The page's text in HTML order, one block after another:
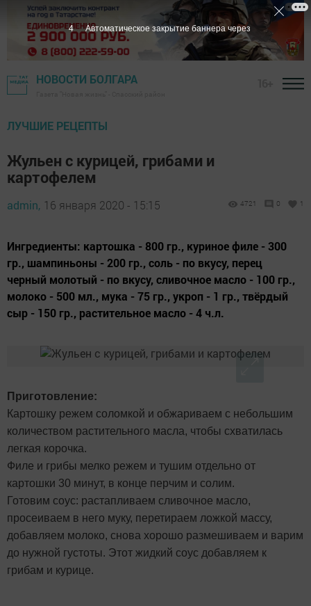
НОВОСТИ БОЛГАРА
ЛУЧШИЕ РЕЦЕПТЫ
Жульен с курицей, грибами и
картофелем
admin, 16 января 2020 - 15:15 4721 0 1
Ингредиенты: картошка - 800 гр., куриное филе - 300
гр., шампиньоны - 200 гр., соль - по вкусу, перец
черный молотый - по вкусу, сливочное масло - 100 гр.,
молоко - 500 мл., мука - 75 гр., укроп - 1 гр., твёрдый
сыр - 150 гр., растительное масло - 4 ч.л.
Приготовление:
Картошку режем соломкой и обжариваем с небольшим
количеством растительного масла, чтобы схватилась
легкая корочка.
Филе и грибы мелко режем и тушим отдельно от
картошки 30 минут, в конце перчим и солим.
Готовим соус: растапливаем сливочное масло,
просеиваем в него муку, перетираем ложкой массу,
добавляем молоко, снова хорошо размешиваем и варим
до нужной густоты. Этот жидкий соус добавляем к
грибам и курице.
3 Автоматическое закрытие баннера через